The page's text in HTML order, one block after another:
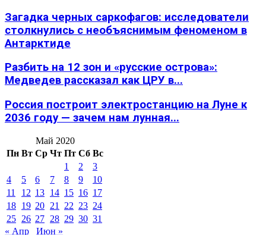
Загадка черных саркофагов: исследователи
столкнулись с необъяснимым феноменом в
Антарктиде
Разбить на 12 зон и «русские острова»:
Медведев рассказал как ЦРУ в...
Россия построит электростанцию на Луне к
2036 году — зачем нам лунная...
Май 2020
Пн Вт Ср Чт Пт Сб Вс
1
2
3
4
5 6 7 8 9
10
11
12 13 14 15 16 17
18 19 20 21 22 23 24
25 26 27 28 29 30 31
« Апр
Июн »